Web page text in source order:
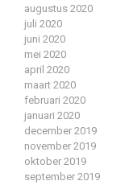
augustus 2020
juli 2020
juni 2020
mei 2020
april 2020
maart 2020
februari 2020
januari 2020
december 2019
november 2019
oktober 2019
september 2019